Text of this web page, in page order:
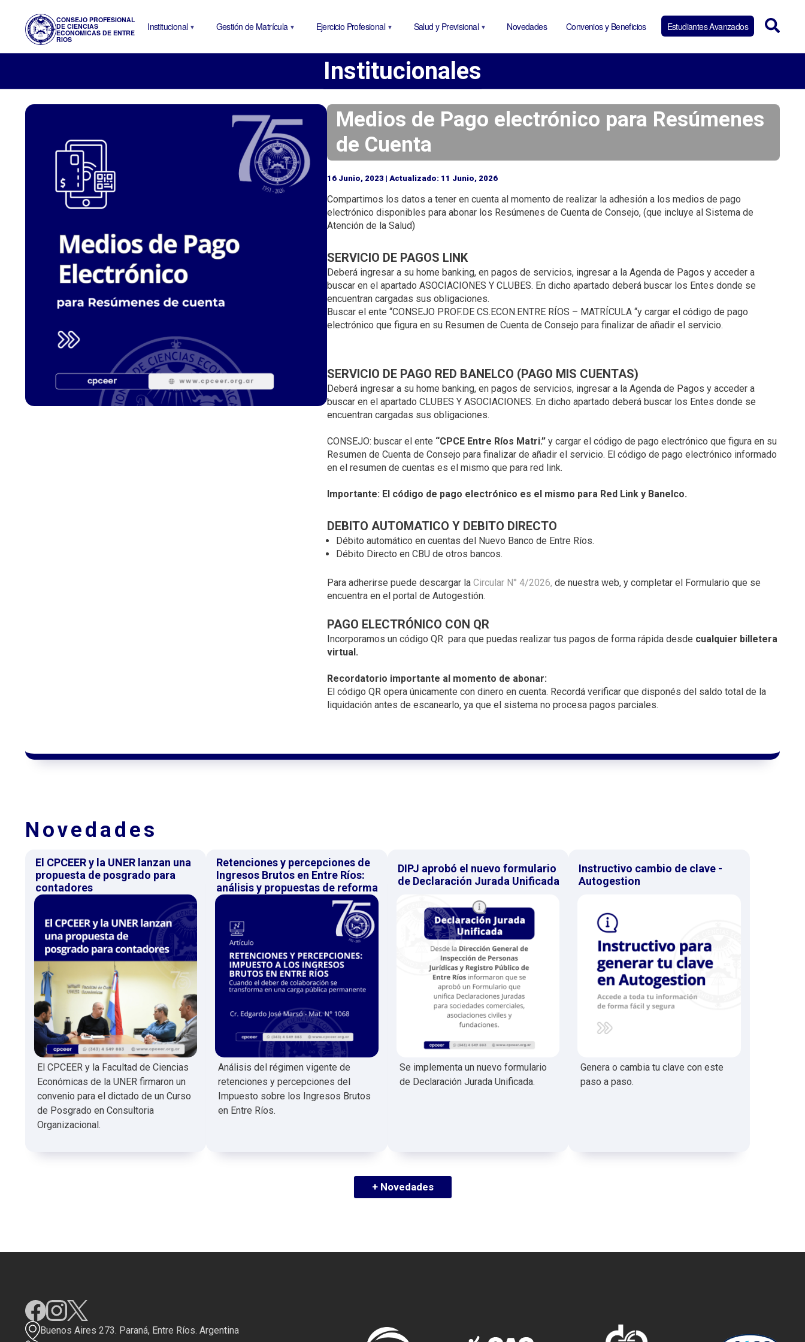
a
r
a
c
o
n
t
i
d
o
r
n
c
i
l
CONSEJO PROFESIONAL
DE CIENCIAS
ECONOMICAS DE ENTRE
RIOS
Institucional Gestión de Matrícula Ejercicio Profesional Salud y Previsional Novedades Convenios y Beneficios Estudiantes Avanzados
Institucionales
Medios de Pago electrónico para Resúmenes
de Cuenta
16 Junio, 2023 | Actualizado: 11 Junio, 2026
Compartimos los datos a tener en cuenta al momento de realizar la adhesión a los medios de pago
electrónico disponibles para abonar los Resúmenes de Cuenta de Consejo, (que incluye al Sistema de
Atención de la Salud)
SERVICIO DE PAGOS LINK
Deberá ingresar a su home banking, en pagos de servicios, ingresar a la Agenda de Pagos y acceder a
buscar en el apartado ASOCIACIONES Y CLUBES. En dicho apartado deberá buscar los Entes donde se
encuentran cargadas sus obligaciones.
Buscar el ente “CONSEJO PROF.DE CS.ECON.ENTRE RÍOS – MATRÍCULA “y cargar el código de pago
electrónico que figura en su Resumen de Cuenta de Consejo para finalizar de añadir el servicio.
SERVICIO DE PAGO RED BANELCO (PAGO MIS CUENTAS)
Deberá ingresar a su home banking, en pagos de servicios, ingresar a la Agenda de Pagos y acceder a
buscar en el apartado CLUBES Y ASOCIACIONES. En dicho apartado deberá buscar los Entes donde se
encuentran cargadas sus obligaciones.
CONSEJO: buscar el ente “CPCE Entre Ríos Matri.” y cargar el código de pago electrónico que figura en su
Resumen de Cuenta de Consejo para finalizar de añadir el servicio. El código de pago electrónico informado
en el resumen de cuentas es el mismo que para red link.
Importante: El código de pago electrónico es el mismo para Red Link y Banelco.
DEBITO AUTOMATICO Y DEBITO DIRECTO
Débito automático en cuentas del Nuevo Banco de Entre Ríos.
Débito Directo en CBU de otros bancos.
Para adherirse puede descargar la Circular N° 4/2026, de nuestra web, y completar el Formulario que se
encuentra en el portal de Autogestión.
PAGO ELECTRÓNICO CON QR
Incorporamos un código QR para que puedas realizar tus pagos de forma rápida desde cualquier billetera
virtual.
Recordatorio importante al momento de abonar:
El código QR opera únicamente con dinero en cuenta. Recordá verificar que disponés del saldo total de la
liquidación antes de escanearlo, ya que el sistema no procesa pagos parciales.
Novedades
El CPCEER y la UNER lanzan una
propuesta de posgrado para
contadores
El CPCEER y la Facultad de Ciencias
Económicas de la UNER firmaron un
convenio para el dictado de un Curso
de Posgrado en Consultoria
Organizacional.
Retenciones y percepciones de
Ingresos Brutos en Entre Ríos:
análisis y propuestas de reforma
Análisis del régimen vigente de
retenciones y percepciones del
Impuesto sobre los Ingresos Brutos
en Entre Ríos.
DIPJ aprobó el nuevo formulario
de Declaración Jurada Unificada
Se implementa un nuevo formulario
de Declaración Jurada Unificada.
Instructivo cambio de clave -
Autogestion
Genera o cambia tu clave con este
paso a paso.
+ Novedades
Buenos Aires 273. Paraná, Entre Ríos. Argentina